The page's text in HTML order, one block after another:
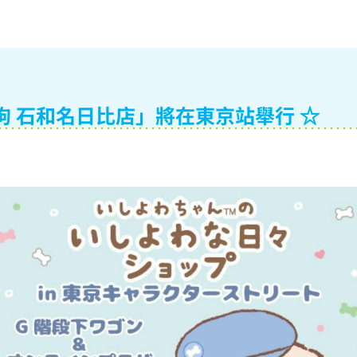
石和名日比店」將在東京站舉行 ☆